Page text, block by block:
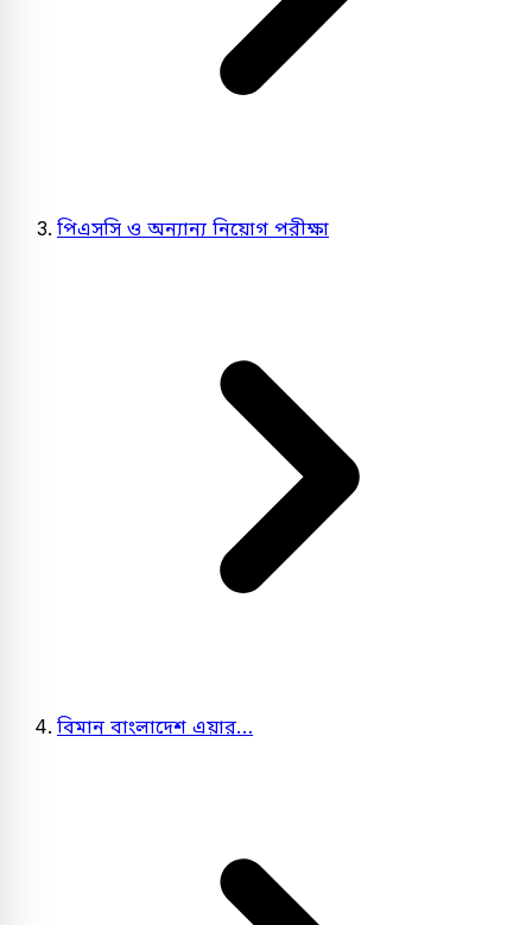
পিএসসি ও অন্যান্য নিয়োগ পরীক্ষা
বিমান বাংলাদেশ এয়ার…